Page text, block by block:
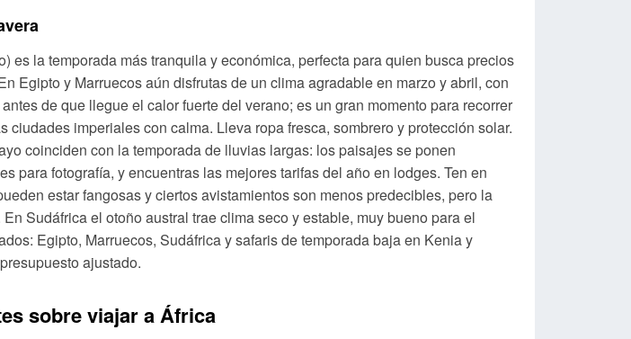
es la temporada más tranquila y económica, perfecta para quien busca precios
Egipto y Marruecos aún disfrutas de un clima agradable en marzo y abril, con
de que llegue el calor fuerte del verano; es un gran momento para recorrer
ciudades imperiales con calma. Lleva ropa fresca, sombrero y protección solar.
coinciden con la temporada de lluvias largas: los paisajes se ponen
para fotografía, y encuentras las mejores tarifas del año en lodges. Ten en
estar fangosas y ciertos avistamientos son menos predecibles, pero la
Sudáfrica el otoño austral trae clima seco y estable, muy bueno para el
Egipto, Marruecos, Sudáfrica y safaris de temporada baja en Kenia y
ajustado.
sobre viajar a África